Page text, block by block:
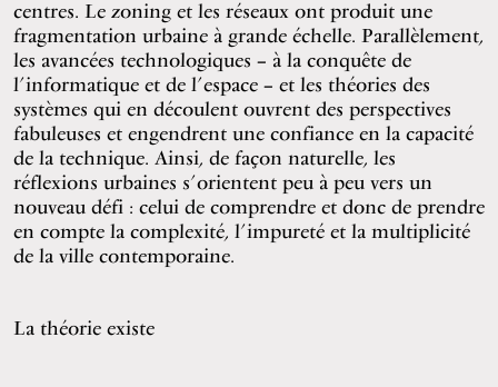
centres. Le zoning et les réseaux ont produit une
fragmentation urbaine à grande échelle. Parallèlement,
les avancées technologiques – à la conquête de
l’informatique et de l’espace – et les théories des
systèmes qui en découlent ouvrent des perspectives
fabuleuses et engendrent une confiance en la capacité
de la technique. Ainsi, de façon naturelle, les
réflexions urbaines s’orientent peu à peu vers un
nouveau défi : celui de comprendre et donc de prendre
en compte la complexité, l’impureté et la multiplicité
de la ville contemporaine.
La théorie existe